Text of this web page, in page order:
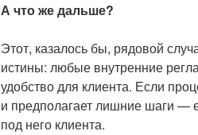
А что же дальше?
Этот, казалось бы, рядовой
истины: любые внутренние
удобство для клиента. Если
и предполагает лишние шаги —
под него клиента.